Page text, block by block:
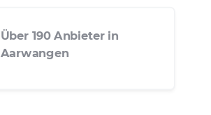
Über 190 Anbieter in
Aarwangen